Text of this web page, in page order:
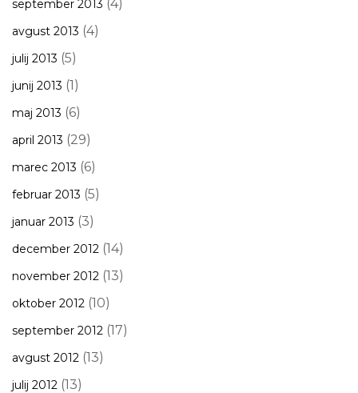
september 2013 (4)
avgust 2013 (4)
julij 2013 (5)
junij 2013 (1)
maj 2013 (6)
april 2013 (29)
marec 2013 (6)
februar 2013 (5)
januar 2013 (3)
december 2012 (14)
november 2012 (13)
oktober 2012 (10)
september 2012 (17)
avgust 2012 (13)
julij 2012 (13)